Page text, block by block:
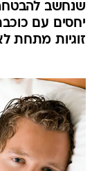
שנחשב
יחסים עם
זוגיות מתחת